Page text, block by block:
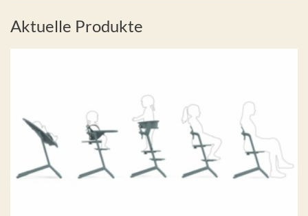
Aktuelle Produkte